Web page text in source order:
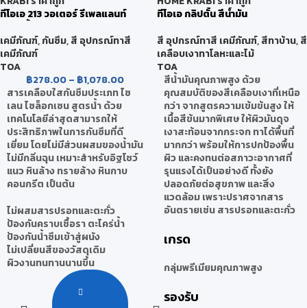
ทีโอเอ 213 วอเตอร์ รีเพลแลนท์
เคมีภัณฑ์,กันซึม,สี อุปกรณ์ทาสี
เคมีภัณฑ์
TOA
฿278.00– ฿1,078.00
สารเคลือบใสกันซึมประเภท ไซ
เลน ไซล็อกเซน สูตรน้ำ ด้วย
เทคโนโลยีล่าสุดสามารถให้
ประสิทธิภาพในการกันซึมที่ดี
เยี่ยม โดยไม่มีส่วนผสมของน้ำมัน
ไม่มีกลิ่นฉุน เหมาะสำหรับอิฐโชว์
แนว หินล้าง ทรายล้าง หินกาบ
คอนกรีต เป็นต้น
ไม่ผสมสารปรอทและตะกั่ว
ป้องกันคราบเชื้อรา ตะไคร่น้ำ
ป้องกันน้ำซึมเข้าสู่ผนัง
ไม่เปลี่ยนสีของวัสดุเดิม
ผิวงานทนทานนานขึ้น
ทีโอเอ กลิปตั้น สีน้ำมัน
สี อุปกรณ์ทาสี เคมีภัณฑ์,สีทาบ้าน,สี
เคลือบเงาทาโลหะและไม้
TOA
สีน้ำมันคุณภาพสูง ด้วย
คุณสมบัติของสีเคลือบเงาที่เหนือ
กว่า จากสูตรความเข้มข้นสูง ให้
เนื้อสีข้นมากพิเศษ ให้ผิวมันดุจ
เงาสะท้อนจากกระจก ทาได้พื้นที่
มากกว่า พร้อมให้การปกป้องพื้น
ผิว และคงทนต่อสภาวะอากาศที่
รุนแรงได้เป็นอย่างดี ทั้งยัง
ปลอดภัยต่อสุขภาพ และสิ่ง
แวดล้อม เพราะปราศจากสาร
อันตรายเช่น สารปรอทและตะกั่ว
เกรด
กลุ่มพรีเมียมคุณภาพสูง
รองรับ